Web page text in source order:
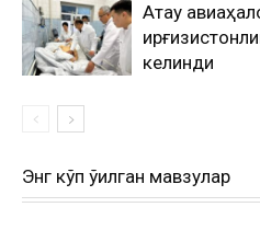
Ақтау
келинди
Энг кўп ўқилган мавзулар